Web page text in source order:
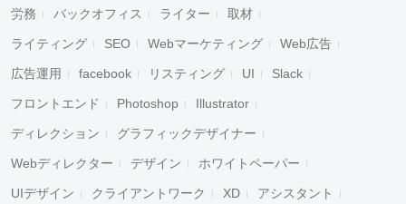
労務 バックオフィス ライター 取材
ライティング SEO Webマーケティング Web広告
広告運用 facebook リスティング UI Slack
フロントエンド Photoshop Illustrator
ディレクション グラフィックデザイナー
Webディレクター デザイン ホワイトペーパー
UIデザイン クライアントワーク XD アシスタント